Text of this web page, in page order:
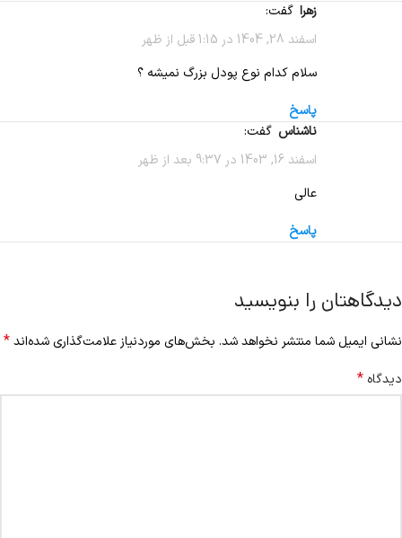
زهرا گفت:
اسفند 28, 1404 در 1:15 قبل از ظهر
سلام کدام نوع پودل بزرگ نمیشه ؟
پاسخ
ناشناس گفت:
اسفند 16, 1403 در 9:37 بعد از ظهر
عالی
پاسخ
دیدگاهتان را بنویسید
نشانی ایمیل شما منتشر نخواهد شد. بخش‌های موردنیاز علامت‌گذاری شده‌اند*
دیدگاه *